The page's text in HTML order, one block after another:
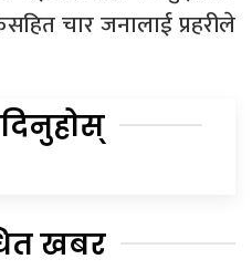
चार जनालाई प्रहरीले
दिनुहोस्
खबर